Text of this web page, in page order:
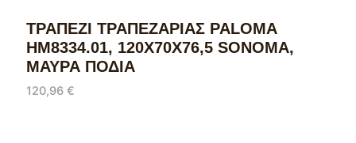
ΤΡΑΠΕΖΙ ΤΡΑΠΕΖΑΡΙΑΣ PALOMA
HM8334.01, 120X70Χ76,5 SONΟMA,
ΜΑΥΡΑ ΠΟΔΙΑ
120,96 €